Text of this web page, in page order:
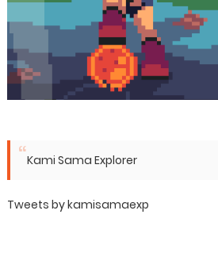
Kami Sama Explorer
Tweets by kamisamaexp